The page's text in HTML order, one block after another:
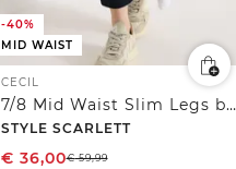
-40%
MID WAIST
CECIL
7/8 Mid Waist Slim Legs broek in casual fit
STYLE SCARLETT
€ 36,00€59,99